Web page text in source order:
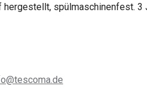
spülmaschinenfest. 3